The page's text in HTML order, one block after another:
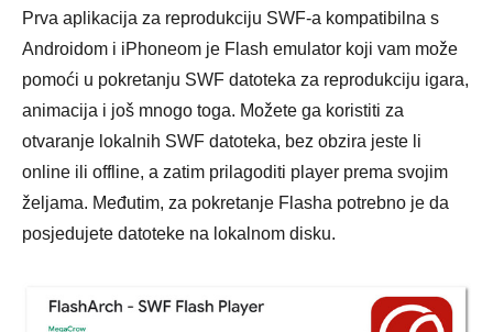
Prva aplikacija za reprodukciju SWF-a kompatibilna s
Androidom i iPhoneom je Flash emulator koji vam može
pomoći u pokretanju SWF datoteka za reprodukciju igara,
animacija i još mnogo toga. Možete ga koristiti za
otvaranje lokalnih SWF datoteka, bez obzira jeste li
online ili offline, a zatim prilagoditi player prema svojim
željama. Međutim, za pokretanje Flasha potrebno je da
posjedujete datoteke na lokalnom disku.